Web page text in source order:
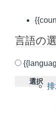
言語の
選択